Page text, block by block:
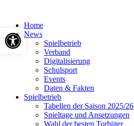
Home
News
Spielbetrieb
Verband
Digitalisierung
Schulsport
Events
Daten & Fakten
Spielbetrieb
Tabellen der Saison 2025/26
Spieltage und Ansetzungen
Wahl der besten Torhüter
Werkzeugleiste öffnen